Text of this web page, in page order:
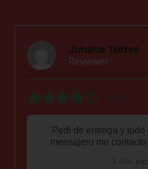
Reviewer
Estaba fuera del país
enviarle estos aretes a